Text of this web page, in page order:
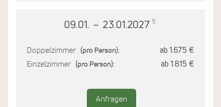
09.01. – 23.01.2027 1)
Doppelzimmer (pro Person):
ab 1.675 €
Einzelzimmer
(pro Person): ab 1.815 €
Anfragen